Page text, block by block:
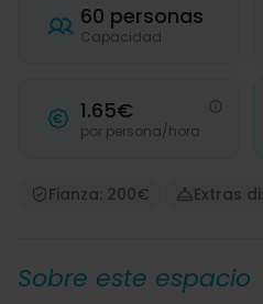
60 personas
Capacidad
1.65€
por persona/hora
Fianza: 200€ Extras
Sobre este espacio